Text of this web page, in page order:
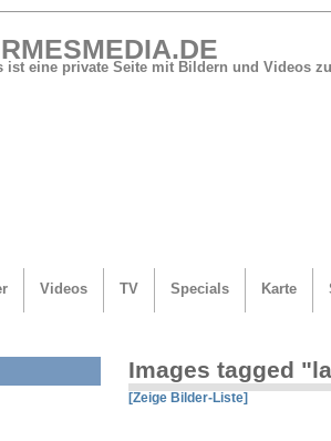
ist eine private Seite mit Bildern und Videos
Videos TV Specials Karte
Images tagged
[Zeige Bilder-Liste]